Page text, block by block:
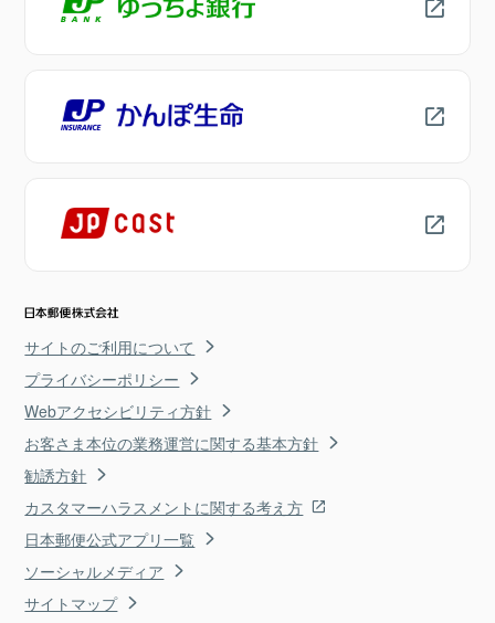
サイトのご利用について
プライバシーポリシー
Webアクセシビリティ方針
お客さま本位の業務運営に関する基本方針
勧誘方針
カスタマーハラスメントに関する考え方
日本郵便公式アプリ一覧
ソーシャルメディア
サイトマップ